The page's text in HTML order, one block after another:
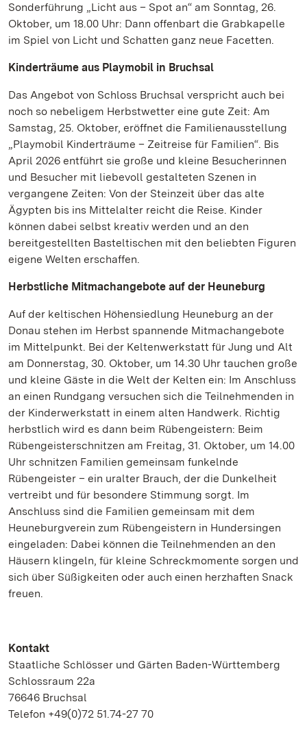
Sonderführung „Licht aus – Spot an“ am Sonntag, 26.
Oktober, um 18.00 Uhr: Dann offenbart die Grabkapelle
im Spiel von Licht und Schatten ganz neue Facetten.
Kinderträume aus Playmobil in Bruchsal
Das Angebot von Schloss Bruchsal verspricht auch bei
noch so nebeligem Herbstwetter eine gute Zeit: Am
Samstag, 25. Oktober, eröffnet die Familienausstellung
„Playmobil Kinderträume – Zeitreise für Familien“. Bis
April 2026 entführt sie große und kleine Besucherinnen
und Besucher mit liebevoll gestalteten Szenen in
vergangene Zeiten: Von der Steinzeit über das alte
Ägypten bis ins Mittelalter reicht die Reise. Kinder
können dabei selbst kreativ werden und an den
bereitgestellten Basteltischen mit den beliebten Figuren
eigene Welten erschaffen.
Herbstliche Mitmachangebote auf der Heuneburg
Auf der keltischen Höhensiedlung Heuneburg an der
Donau stehen im Herbst spannende Mitmachangebote
im Mittelpunkt. Bei der Keltenwerkstatt für Jung und Alt
am Donnerstag, 30. Oktober, um 14.30 Uhr tauchen große
und kleine Gäste in die Welt der Kelten ein: Im Anschluss
an einen Rundgang versuchen sich die Teilnehmenden in
der Kinderwerkstatt in einem alten Handwerk. Richtig
herbstlich wird es dann beim Rübengeistern: Beim
Rübengeisterschnitzen am Freitag, 31. Oktober, um 14.00
Uhr schnitzen Familien gemeinsam funkelnde
Rübengeister – ein uralter Brauch, der die Dunkelheit
vertreibt und für besondere Stimmung sorgt. Im
Anschluss sind die Familien gemeinsam mit dem
Heuneburgverein zum Rübengeistern in Hundersingen
eingeladen: Dabei können die Teilnehmenden an den
Häusern klingeln, für kleine Schreckmomente sorgen und
sich über Süßigkeiten oder auch einen herzhaften Snack
freuen.
Kontakt
Staatliche Schlösser und Gärten Baden-Württemberg
Schlossraum 22a
76646 Bruchsal
Telefon +49(0)72 51.74-27 70